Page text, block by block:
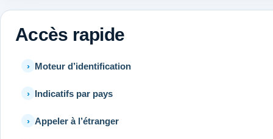
Accès rapide
Moteur d’identification
Indicatifs par pays
Appeler à l’étranger